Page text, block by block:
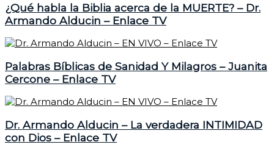
¿Qué habla la Biblia acerca de la MUERTE? – Dr.
Armando Alducin – Enlace TV
Palabras Bíblicas de Sanidad Y Milagros – Juanita
Cercone – Enlace TV
Dr. Armando Alducin – La verdadera INTIMIDAD
con Dios – Enlace TV